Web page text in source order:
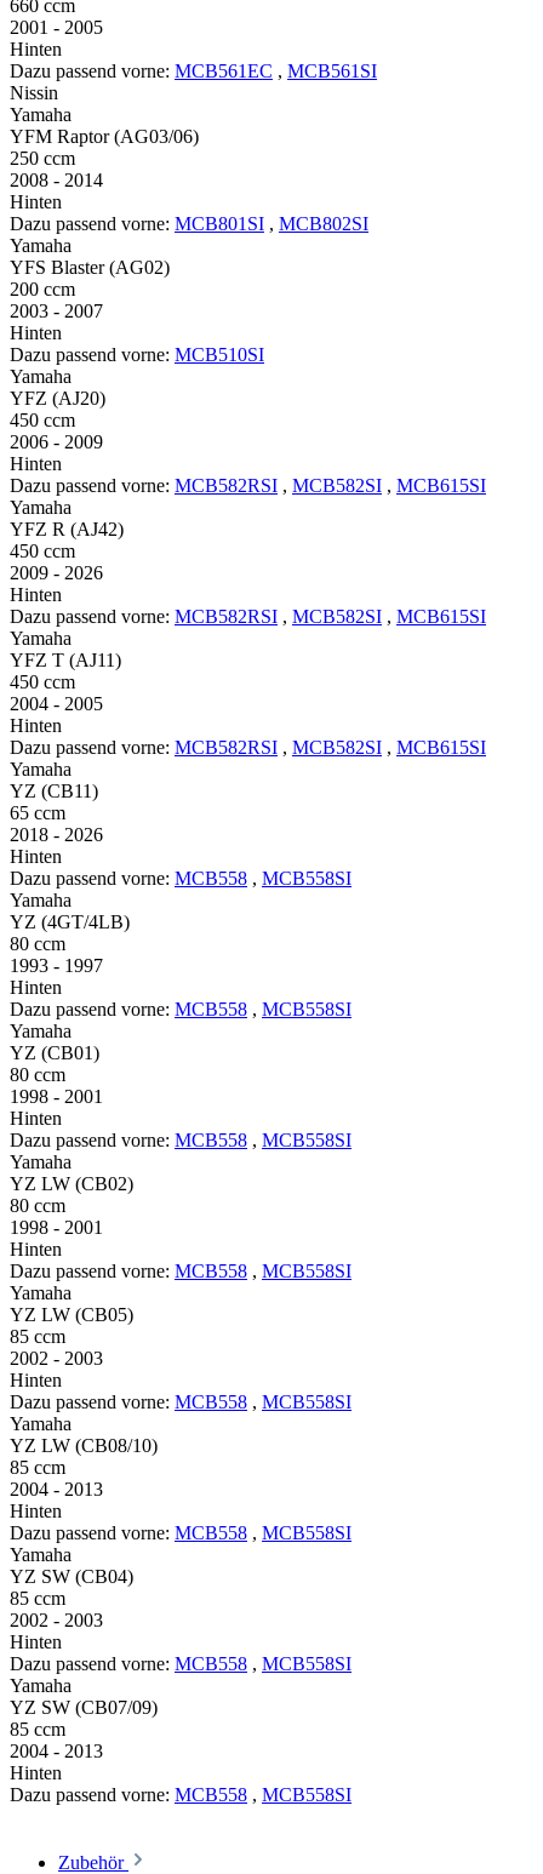
660 ccm
2001 - 2005
Hinten
Dazu passend vorne: MCB561EC , MCB561SI
Nissin
Yamaha
YFM Raptor (AG03/06)
250 ccm
2008 - 2014
Hinten
Dazu passend vorne: MCB801SI , MCB802SI
Yamaha
YFS Blaster (AG02)
200 ccm
2003 - 2007
Hinten
Dazu passend vorne: MCB510SI
Yamaha
YFZ (AJ20)
450 ccm
2006 - 2009
Hinten
Dazu passend vorne: MCB582RSI , MCB582SI , MCB615SI
Yamaha
YFZ R (AJ42)
450 ccm
2009 - 2026
Hinten
Dazu passend vorne: MCB582RSI , MCB582SI , MCB615SI
Yamaha
YFZ T (AJ11)
450 ccm
2004 - 2005
Hinten
Dazu passend vorne: MCB582RSI , MCB582SI , MCB615SI
Yamaha
YZ (CB11)
65 ccm
2018 - 2026
Hinten
Dazu passend vorne: MCB558 , MCB558SI
Yamaha
YZ (4GT/4LB)
80 ccm
1993 - 1997
Hinten
Dazu passend vorne: MCB558 , MCB558SI
Yamaha
YZ (CB01)
80 ccm
1998 - 2001
Hinten
Dazu passend vorne: MCB558 , MCB558SI
Yamaha
YZ LW (CB02)
80 ccm
1998 - 2001
Hinten
Dazu passend vorne: MCB558 , MCB558SI
Yamaha
YZ LW (CB05)
85 ccm
2002 - 2003
Hinten
Dazu passend vorne: MCB558 , MCB558SI
Yamaha
YZ LW (CB08/10)
85 ccm
2004 - 2013
Hinten
Dazu passend vorne: MCB558 , MCB558SI
Yamaha
YZ SW (CB04)
85 ccm
2002 - 2003
Hinten
Dazu passend vorne: MCB558 , MCB558SI
Yamaha
YZ SW (CB07/09)
85 ccm
2004 - 2013
Hinten
Dazu passend vorne: MCB558 , MCB558SI
Zubehör